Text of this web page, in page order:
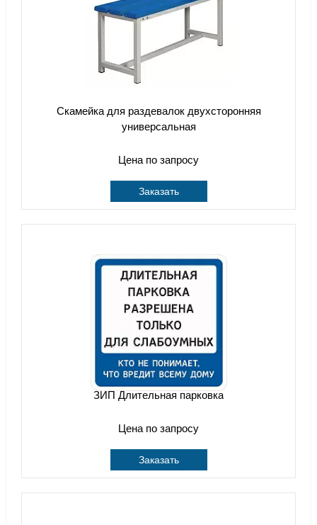
Скамейка для раздевалок двухсторонняя
универсальная
Цена по запросу
Заказать
ЗИП Длительная парковка
Цена по запросу
Заказать